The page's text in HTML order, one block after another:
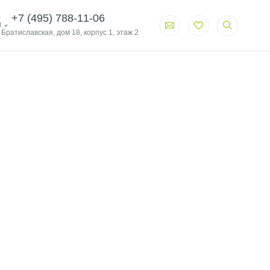
+7 (495) 788-11-06
Братиславская, дом 18, корпус 1, этаж 2